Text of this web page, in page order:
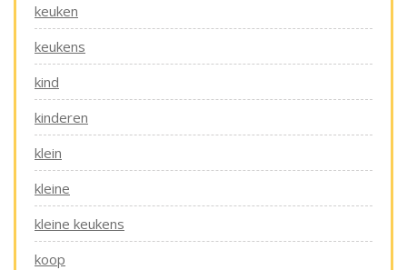
keuken
keukens
kind
kinderen
klein
kleine
kleine keukens
koop